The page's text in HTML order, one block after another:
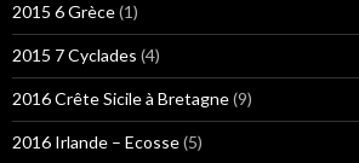
2015 6 Grèce(1)
2015 7 Cyclades (4)
2016 Crête Sicile à Bretagne(9)
2016 Irlande – Ecosse(5)